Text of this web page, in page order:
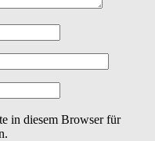
in diesem Browser für